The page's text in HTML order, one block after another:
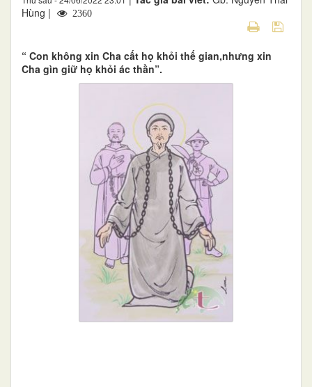
Hùng |
2360
“ Con không xin Cha cất họ khỏi thế gian,nhưng xin
Cha gìn giữ họ khỏi ác thần”.